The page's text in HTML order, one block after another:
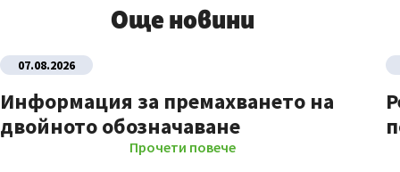
Още новини
07.08.2026
Информация за премахването на
двойното обозначаване
Прочети повече